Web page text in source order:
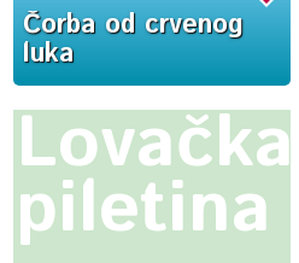
Čorba od crvenog
luka
Lovačka
piletina